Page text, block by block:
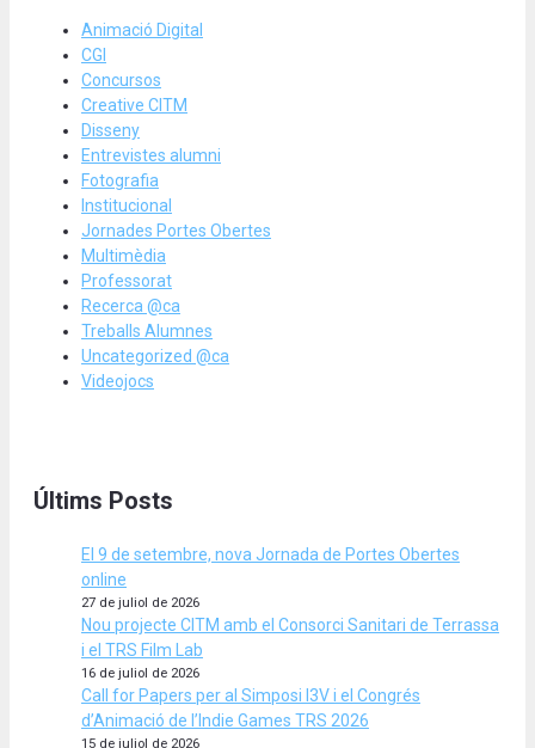
Animació Digital
CGI
Concursos
Creative CITM
Disseny
Entrevistes alumni
Fotografia
Institucional
Jornades Portes Obertes
Multimèdia
Professorat
Recerca @ca
Treballs Alumnes
Uncategorized @ca
Videojocs
Últims Posts
El 9 de setembre, nova Jornada de Portes Obertes
online
27 de juliol de 2026
Nou projecte CITM amb el Consorci Sanitari de Terrassa
i el TRS Film Lab
16 de juliol de 2026
Call for Papers per al Simposi I3V i el Congrés
d’Animació de l’Indie Games TRS 2026
15 de juliol de 2026